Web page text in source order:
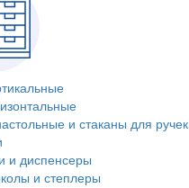
и стаканы для ручек
и диспенсеры
и степлеры